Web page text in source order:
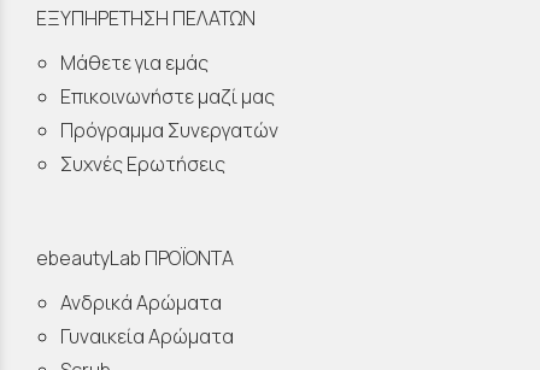
ΕΞΥΠΗΡΕΤΗΣΗ ΠΕΛΑΤΩΝ
Μάθετε για εμάς
Επικοινωνήστε μαζί μας
Πρόγραμμα Συνεργατών
Συχνές Ερωτήσεις
ebeautyLab ΠΡΟΪΟΝΤΑ
Ανδρικά Αρώματα
Γυναικεία Αρώματα